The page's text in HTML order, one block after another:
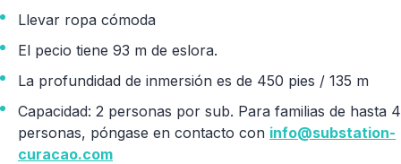
Llevar ropa cómoda
El pecio tiene 93 m de eslora.
La profundidad de inmersión es de 450 pies / 135 m
Capacidad: 2 personas por sub. Para familias de hasta 4
personas, póngase en contacto con info@substation-
curacao.com